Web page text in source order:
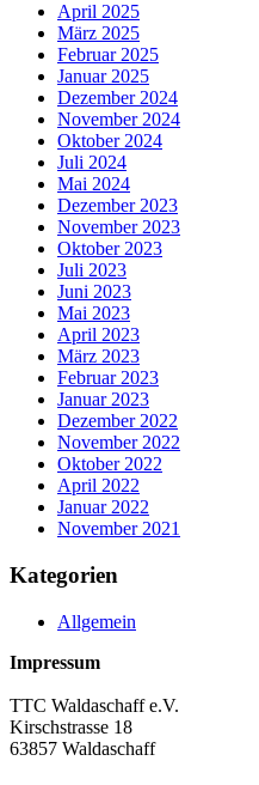
April 2025
März 2025
Februar 2025
Januar 2025
Dezember 2024
November 2024
Oktober 2024
Juli 2024
Mai 2024
Dezember 2023
November 2023
Oktober 2023
Juli 2023
Juni 2023
Mai 2023
April 2023
März 2023
Februar 2023
Januar 2023
Dezember 2022
November 2022
Oktober 2022
April 2022
Januar 2022
November 2021
Kategorien
Allgemein
Impressum
TTC Waldaschaff e.V.
Kirschstrasse 18
63857 Waldaschaff